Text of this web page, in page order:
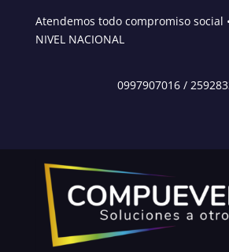
Atendemos todo compromiso social •
NIVEL NACIONAL
0997907016 /